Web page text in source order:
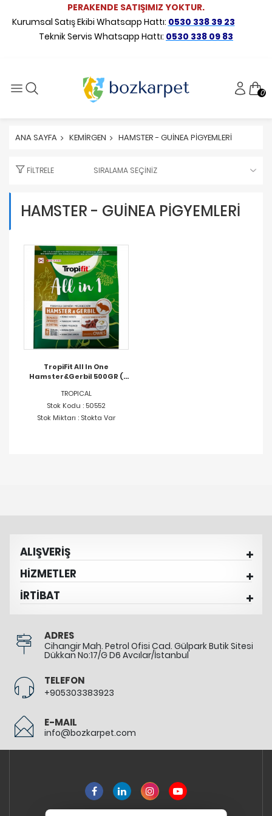
PERAKENDE SATIŞIMIZ YOKTUR.
Kurumsal Satış Ekibi Whatsapp Hattı: 0530 338 39 23
Teknik Servis Whatsapp Hattı: 0530 338 09 83
0
ANA SAYFA KEMİRGEN HAMSTER - GUİNEA PİGYEMLERİ
FILTRELE
HAMSTER - GUİNEA PİGYEMLERİ
TropiFit All In One
Hamster&Gerbil 500GR (
)
TROPICAL
Stok Kodu : 50552
Stok Miktarı : Stokta Var
ALIŞVERİŞ
HİZMETLER
İRTİBAT
ADRES
Cihangir Mah. Petrol Ofisi Cad. Gülpark Butik Sitesi
Dükkan No:17/G D6 Avcılar/İstanbul
TELEFON
+905303383923
E-MAIL
info@bozkarpet.com